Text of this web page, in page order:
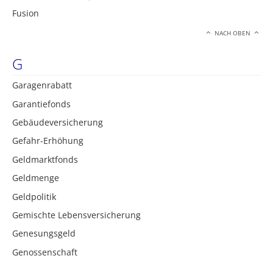
Fusion
NACH OBEN
G
Garagenrabatt
Garantiefonds
Gebäudeversicherung
Gefahr-Erhöhung
Geldmarktfonds
Geldmenge
Geldpolitik
Gemischte Lebensversicherung
Genesungsgeld
Genossenschaft